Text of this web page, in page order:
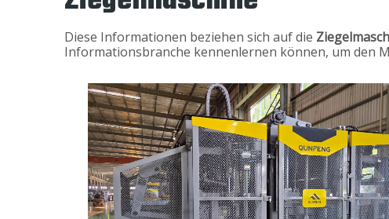
Diese Informationen beziehen sich auf die
Informationsbranche kennenlernen können, um den